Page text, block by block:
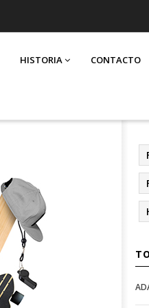
HISTORIA CONTACTO